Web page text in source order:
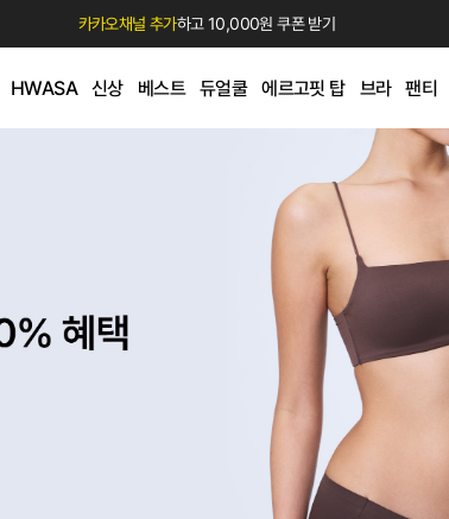
카카오채널 추가하고 10,000원 쿠폰 받기
HWASA 신상 베스트 듀얼쿨 에르고핏 탑 브라 팬티